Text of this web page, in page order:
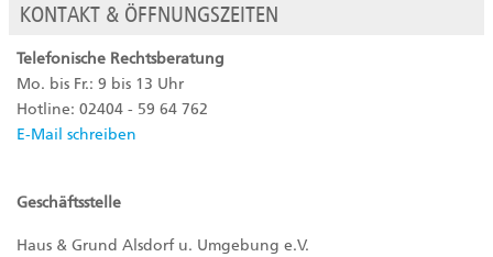
KONTAKT & ÖFFNUNGSZEITEN
Telefonische Rechtsberatung
Mo. bis Fr.: 9 bis 13 Uhr
Hotline: 02404 - 59 64 762
E-Mail schreiben
Geschäftsstelle
Haus & Grund Alsdorf u. Umgebung e.V.